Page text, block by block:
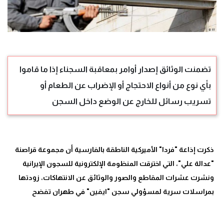
تضمنت الوثائق إصدار أوامر بمعاقبة السجناء إذا ما قاموا
بأي نوع من أنواع الاحتجاج أو الإضراب عن الطعام أو
تسريب رسائل للخارج عن الوضع داخل السجن
ذكرت إذاعة "فردا" الأميركية الناطقة بالفارسية أن مجموعة قراصنة
"عدالة علي"، التي اخترقت المنظومة الإلكترونية للسجون الإيرانية
ونشرت عشرات المقاطع والصور والوثائق عن الانتهاكات، زودتها
بمراسلات سرية لمسؤولي سجن "ايفين" في طهران تفضح